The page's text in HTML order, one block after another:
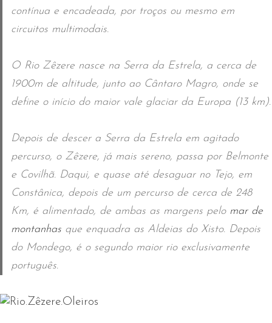
contínua e encadeada, por troços ou mesmo em
circuitos multimodais.
O Rio Zêzere nasce na Serra da Estrela, a cerca de
1900m de altitude, junto ao Cântaro Magro, onde se
define o início do maior vale glaciar da Europa (13 km).
Depois de descer a Serra da Estrela em agitado
percurso, o Zêzere, já mais sereno, passa por Belmonte
e Covilhã. Daqui, e quase até desaguar no Tejo, em
Constânica, depois de um percurso de cerca de 248
Km, é alimentado, de ambas as margens pelo mar de
montanhas que enquadra as Aldeias do Xisto. Depois
do Mondego, é o segundo maior rio exclusivamente
português.